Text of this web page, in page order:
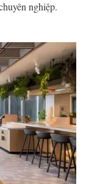
nghiệp.